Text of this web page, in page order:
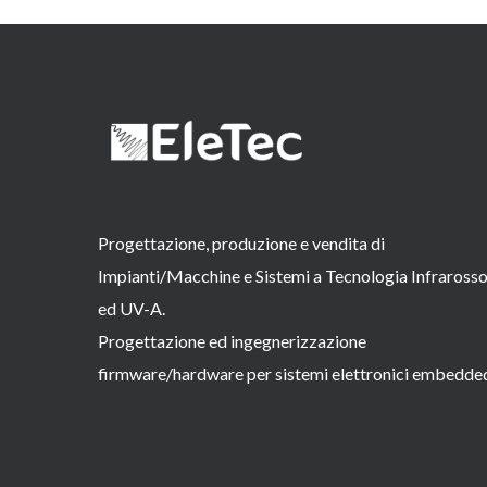
Progettazione, produzione e vendita di
Impianti/Macchine e Sistemi a Tecnologia Infrarosso
ed UV-A.
Progettazione ed ingegnerizzazione
firmware/hardware per sistemi elettronici